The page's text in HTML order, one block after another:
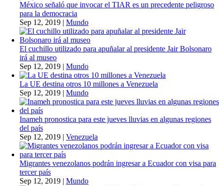
México señaló que invocar el TIAR es un precedente peligroso
para la democracia
Sep 12, 2019 | Mundo
El cuchillo utilizado para apuñalar al presidente Jair Bolsonaro
irá al museo
Sep 12, 2019 | Mundo
La UE destina otros 10 millones a Venezuela
Sep 12, 2019 | Mundo
Inameh pronostica para este jueves lluvias en algunas regiones
del país
Sep 12, 2019 | Venezuela
Migrantes venezolanos podrán ingresar a Ecuador con visa para
tercer país
Sep 12, 2019 | Mundo